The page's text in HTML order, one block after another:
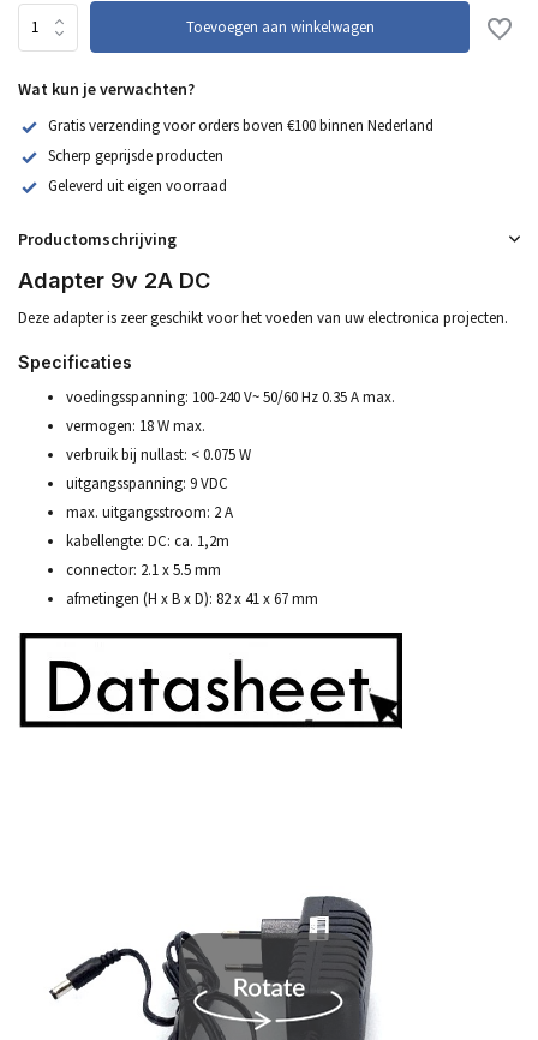
Toevoegen aan winkelwagen
Wat kun je verwachten?
Gratis verzending voor orders boven €100 binnen Nederland
Scherp geprijsde producten
Geleverd uit eigen voorraad
Productomschrijving
Adapter 9v 2A DC
Deze adapter is zeer geschikt voor het voeden van uw electronica projecten.
Specificaties
voedingsspanning: 100-240 V~ 50/60 Hz 0.35 A max.
vermogen: 18 W max.
verbruik bij nullast: < 0.075 W
uitgangsspanning: 9 VDC
max. uitgangsstroom: 2 A
kabellengte: DC: ca. 1,2m
connector: 2.1 x 5.5 mm
afmetingen (H x B x D): 82 x 41 x 67 mm